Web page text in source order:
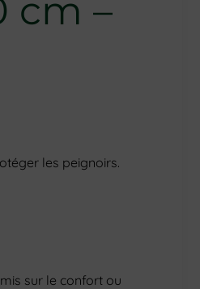
cm –
les peignoirs.
sur le confort ou